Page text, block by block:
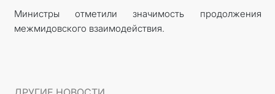
Министры отметили значимость продолжения
межмидовского взаимодействия.